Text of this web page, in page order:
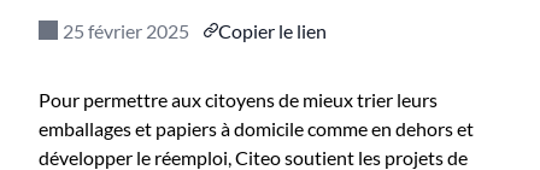
25 février 2025 Copier le lien
Pour permettre aux citoyens de mieux trier leurs
emballages et papiers à domicile comme en dehors et
développer le réemploi, Citeo soutient les projets de